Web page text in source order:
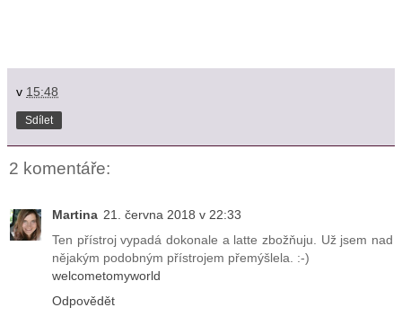
v 15:48
Sdílet
2 komentáře:
Martina 21. června 2018 v 22:33
Ten přístroj vypadá dokonale a latte zbožňuju. Už jsem nad
nějakým podobným přístrojem přemýšlela. :-)
welcometomyworld
Odpovědět